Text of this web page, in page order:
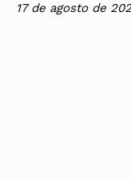
17 de agosto de